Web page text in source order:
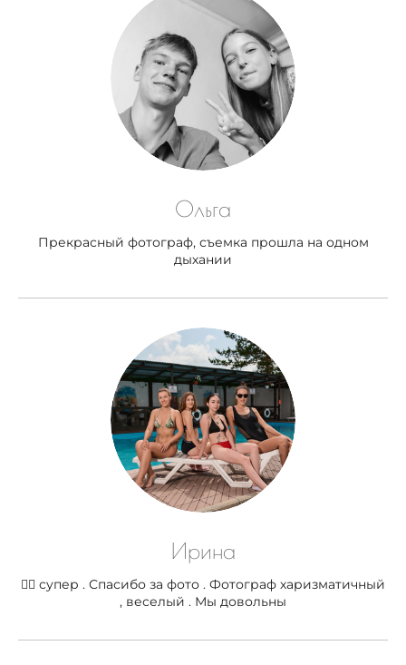
Ольга
Прекрасный фотограф, съемка прошла на одном
дыхании
Ирина
👍🏻 супер . Спасибо за фото . Фотограф харизматичный
, веселый . Мы довольны